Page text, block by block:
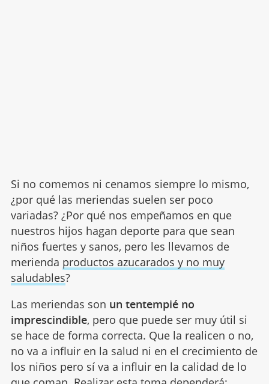
Si no comemos ni cenamos siempre lo mismo,
¿por qué las meriendas suelen ser poco
variadas? ¿Por qué nos empeñamos en que
nuestros hijos hagan deporte para que sean
niños fuertes y sanos, pero les llevamos de
merienda productos azucarados y no muy
saludables?
Las meriendas son un tentempié no
imprescindible, pero que puede ser muy útil si
se hace de forma correcta. Que la realicen o no,
no va a influir en la salud ni en el crecimiento de
los niños pero sí va a influir en la calidad de lo